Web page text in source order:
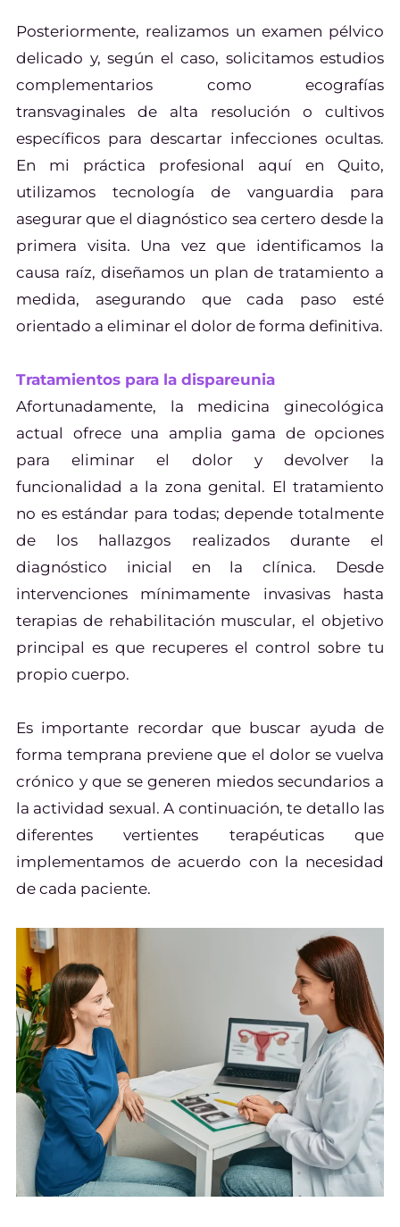
Posteriormente, realizamos un examen pélvico
delicado y, según el caso, solicitamos estudios
complementarios como ecografías
transvaginales de alta resolución o cultivos
específicos para descartar infecciones ocultas.
En mi práctica profesional aquí en Quito,
utilizamos tecnología de vanguardia para
asegurar que el diagnóstico sea certero desde la
primera visita. Una vez que identificamos la
causa raíz, diseñamos un plan de tratamiento a
medida, asegurando que cada paso esté
orientado a eliminar el dolor de forma definitiva.
Tratamientos para la dispareunia
Afortunadamente, la medicina ginecológica
actual ofrece una amplia gama de opciones
para eliminar el dolor y devolver la
funcionalidad a la zona genital. El tratamiento
no es estándar para todas; depende totalmente
de los hallazgos realizados durante el
diagnóstico inicial en la clínica. Desde
intervenciones mínimamente invasivas hasta
terapias de rehabilitación muscular, el objetivo
principal es que recuperes el control sobre tu
propio cuerpo.
Es importante recordar que buscar ayuda de
forma temprana previene que el dolor se vuelva
crónico y que se generen miedos secundarios a
la actividad sexual. A continuación, te detallo las
diferentes vertientes terapéuticas que
implementamos de acuerdo con la necesidad
de cada paciente.